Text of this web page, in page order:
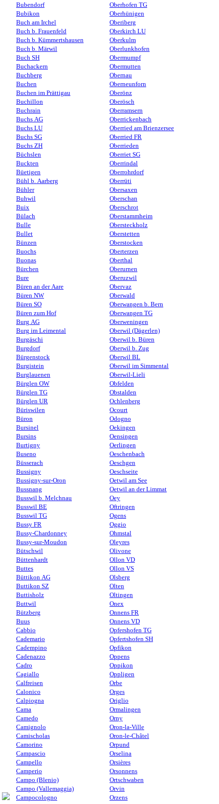
Bubendorf
Bubikon
Buch am Irchel
Buch b. Frauenfeld
Buch b. Kümmertshausen
Buch b. Märwil
Buch SH
Buchackern
Buchberg
Buchen
Buchen im Prättigau
Buchillon
Buchrain
Buchs AG
Buchs LU
Buchs SG
Buchs ZH
Büchslen
Buckten
Büetigen
Bühl b. Aarberg
Bühler
Buhwil
Buix
Bülach
Bulle
Bullet
Bünzen
Buochs
Buonas
Bürchen
Bure
Büren an der Aare
Büren NW
Büren SO
Büren zum Hof
Burg AG
Burg im Leimental
Burgäschi
Burgdorf
Bürgenstock
Burgistein
Burglauenen
Bürglen OW
Bürglen TG
Bürglen UR
Büriswilen
Büron
Bursinel
Bursins
Burtigny
Buseno
Büsserach
Bussigny
Bussigny-sur-Oron
Bussnang
Busswil b. Melchnau
Busswil BE
Busswil TG
Bussy FR
Bussy-Chardonney
Bussy-sur-Moudon
Bütschwil
Büttenhardt
Buttes
Büttikon AG
Buttikon SZ
Buttisholz
Buttwil
Bützberg
Buus
Cabbio
Cademario
Cadempino
Cadenazzo
Cadro
Cagiallo
Calfreisen
Calonico
Calpiogna
Cama
Camedo
Camignolo
Camischolas
Camorino
Campascio
Campello
Camperio
Campo (Blenio)
Campo (Vallemaggia)
Campocologno
Oberhofen TG
Oberhünigen
Oberiberg
Oberkirch LU
Oberkulm
Oberlunkhofen
Obermumpf
Obermutten
Obernau
Oberneunforn
Oberönz
Oberösch
Oberramsern
Oberrickenbach
Oberried am Brienzersee
Oberried FR
Oberrieden
Oberriet SG
Oberrindal
Oberrohrdorf
Oberrüti
Obersaxen
Oberschan
Oberschrot
Oberstammheim
Obersteckholz
Oberstetten
Oberstocken
Oberterzen
Oberthal
Oberurnen
Oberuzwil
Obervaz
Oberwald
Oberwangen b. Bern
Oberwangen TG
Oberweningen
Oberwil (Dägerlen)
Oberwil b. Büren
Oberwil b. Zug
Oberwil BL
Oberwil im Simmental
Oberwil-Lieli
Obfelden
Obstalden
Ochlenberg
Ocourt
Odogno
Oekingen
Oensingen
Oerlingen
Oeschenbach
Oeschgen
Oeschseite
Oetwil am See
Oetwil an der Limmat
Oey
Oftringen
Ogens
Oggio
Ohmstal
Oleyres
Olivone
Ollon VD
Ollon VS
Olsberg
Olten
Oltingen
Onex
Onnens FR
Onnens VD
Opfershofen TG
Opfertshofen SH
Opfikon
Oppens
Oppikon
Oppligen
Orbe
Orges
Origlio
Ormalingen
Orny
Oron-la-Ville
Oron-le-Châtel
Orpund
Orselina
Orsières
Orsonnens
Ortschwaben
Orvin
Orzens